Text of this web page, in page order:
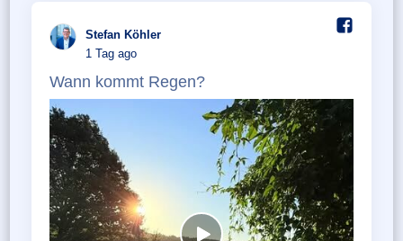
Stefan Köhler️
1 Tag ago
Wann kommt Regen?